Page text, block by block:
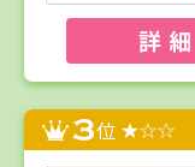
詳 細
3位